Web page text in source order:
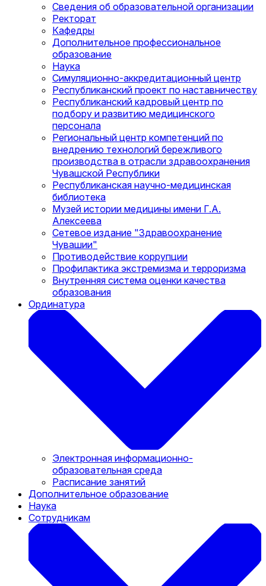
Сведения об образовательной организации
Ректорат
Кафедры
Дополнительное профессиональное
образование
Наука
Симуляционно-аккредитационный центр
Республиканский проект по наставничеству
Республиканский кадровый центр по
подбору и развитию медицинского
персонала
Региональный центр компетенций по
внедрению технологий бережливого
производства в отрасли здравоохранения
Чувашской Республики
Республиканская научно-медицинская
библиотека
Музей истории медицины имени Г.А.
Алексеева
Сетевое издание "Здравоохранение
Чувашии"
Противодействие коррупции
Профилактика экстремизма и терроризма
Внутренняя система оценки качества
образования
Ординатура
Электронная информационно-
образовательная среда
Расписание занятий
Дополнительное образование
Наука
Сотрудникам